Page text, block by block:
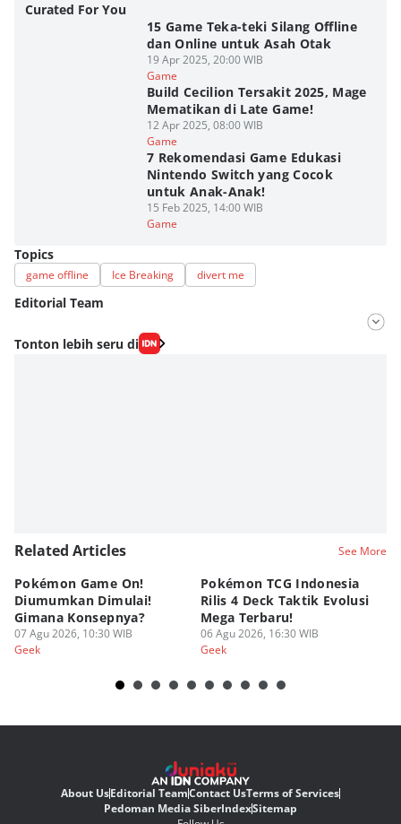
Curated For You
15 Game Teka-teki Silang Offline
dan Online untuk Asah Otak
19 Apr 2025, 20:00 WIB
Game
Build Cecilion Tersakit 2025, Mage
Mematikan di Late Game!
12 Apr 2025, 08:00 WIB
Game
7 Rekomendasi Game Edukasi
Nintendo Switch yang Cocok
untuk Anak-Anak!
15 Feb 2025, 14:00 WIB
Game
Topics
game offline Ice Breaking divert me
Editorial Team
Editor
Fahrul Razi Uni Nurullah
Tonton lebih seru di
Related Articles See More
Pokémon Game On!
Diumumkan Dimulai!
Gimana Konsepnya?
07 Agu 2026, 10:30 WIB
Geek
Pokémon TCG Indonesia
Rilis 4 Deck Taktik Evolusi
Mega Terbaru!
06 Agu 2026, 16:30 WIB
Geek
About UsEditorial TeamContact UsTerms of Services
Pedoman Media SiberIndexSitemap